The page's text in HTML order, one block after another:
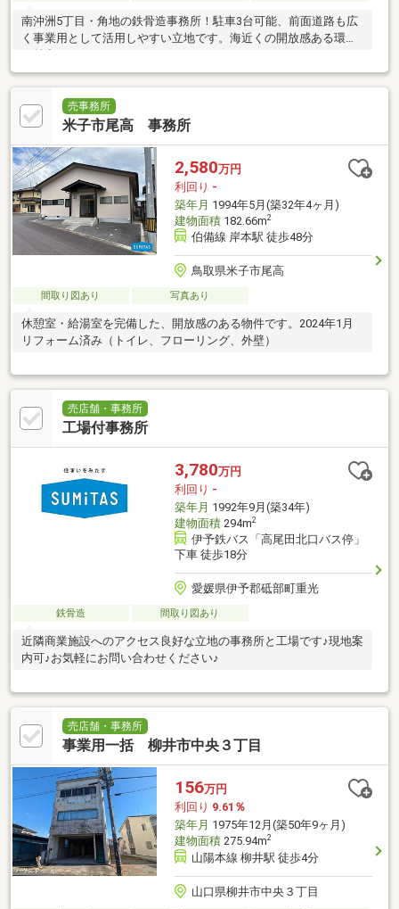
南沖洲5丁目・角地の鉄骨造事務所！駐車3台可能、前面道路も広
く事業用として活用しやすい立地です。海近くの開放感ある環境
売事務所
米子市尾高 事務所
2,580万円
利回り -
築年月 1994年5月(築32年4ヶ月)
建物面積182.66m2
伯備線 岸本駅 徒歩48分
鳥取県米子市尾高
間取り図あり 写真あり
休憩室・給湯室を完備した、開放感のある物件です。2024年1月
リフォーム済み（トイレ、フローリング、外壁）
売店舗・事務所
工場付事務所
3,780万円
利回り -
築年月 1992年9月(築34年)
建物面積294m2
伊予鉄バス「高尾田北口バス停」
下車 徒歩18分
愛媛県伊予郡砥部町重光
鉄骨造 間取り図あり
近隣商業施設へのアクセス良好な立地の事務所と工場です♪現地案
内可♪お気軽にお問い合わせください♪
売店舗・事務所
事業用一括 柳井市中央３丁目
156万円
利回り 9.61％
築年月 1975年12月(築50年9ヶ月)
建物面積275.94m2
山陽本線 柳井駅 徒歩4分
山口県柳井市中央３丁目